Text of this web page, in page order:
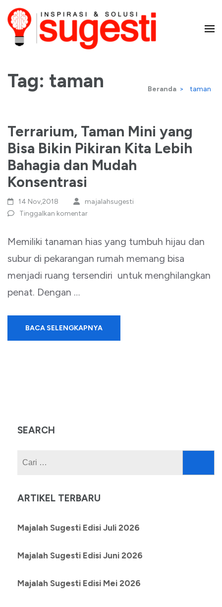
Lompat
ke
konten
Enter)
dan Solusi
Tag: taman Beranda > taman
Terrarium, Taman Mini yang
Bisa Bikin Pikiran Kita Lebih
Bahagia dan Mudah
Konsentrasi
14 Nov,2018
majalahsugesti
Tinggalkan komentar
Memiliki tanaman hias yang tumbuh hijau dan
subur di pekarangan rumah memang bisa
menjadi ruang tersendiri untuk menghilangkan
penat. Dengan …
BACA SELENGKAPNYA
SEARCH
ARTIKEL TERBARU
Majalah Sugesti Edisi Juli 2026
Majalah Sugesti Edisi Juni 2026
Majalah Sugesti Edisi Mei 2026